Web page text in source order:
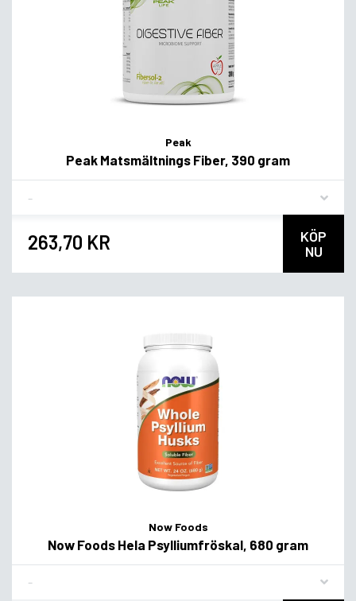
Peak
Peak Matsmältnings Fiber, 390 gram
263,70 KR
KÖP
NU
Now Foods
Now Foods Hela Psylliumfröskal, 680 gram